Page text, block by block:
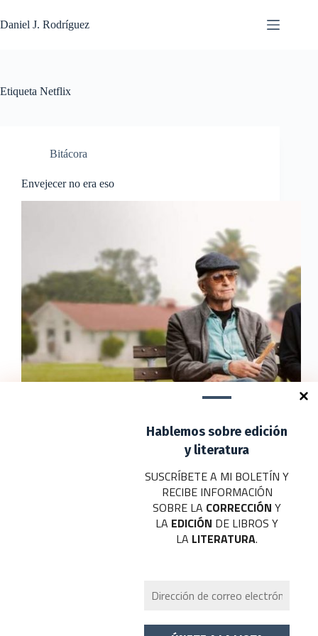
al
contenido
Daniel J. Rodríguez
Etiqueta Netflix
Bitácora
Envejecer no era eso
El método Kominsky, una ficción de Netflix
protagonizada por Michael Douglas y Alan Arkin en
la que dos viejos amigos se unen al fianl de sus
mayo 25, 2020
Hablemos sobre edición
y literatura
SUSCRÍBETE A MI BOLETÍN Y
RECIBE INFORMACIÓN
SOBRE LA CORRECCIÓNY
LA EDICIÓN DE LIBROS Y
LA LITERATURA.